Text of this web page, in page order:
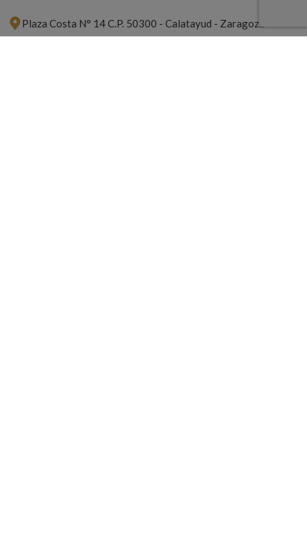
Plaza Costa N° 14 C.P. 50300 - Calatayud - Zaragoza